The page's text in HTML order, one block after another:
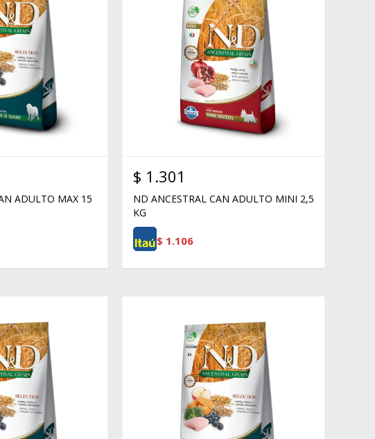
ADULTO MAX 15
$ 1.301
ND ANCESTRAL CAN ADULTO MINI 2,5
KG
$ 1.106